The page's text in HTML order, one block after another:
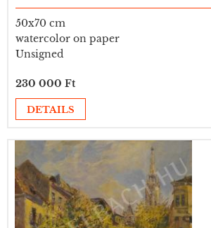
50x70 cm
watercolor on paper
Unsigned
230 000 Ft
DETAILS